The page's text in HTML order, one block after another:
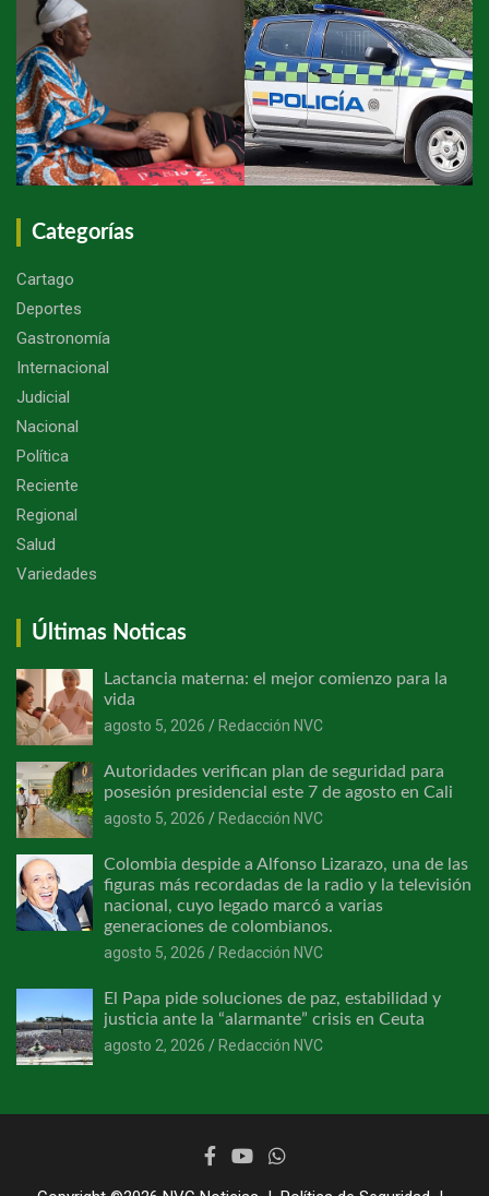
Categorías
Cartago
Deportes
Gastronomía
Internacional
Judicial
Nacional
Política
Reciente
Regional
Salud
Variedades
Últimas Noticas
Lactancia materna: el mejor comienzo para la
vida
agosto 5, 2026
Redacción NVC
Autoridades verifican plan de seguridad para
posesión presidencial este 7 de agosto en Cali
agosto 5, 2026
Redacción NVC
Colombia despide a Alfonso Lizarazo, una de las
figuras más recordadas de la radio y la televisión
nacional, cuyo legado marcó a varias
generaciones de colombianos.
agosto 5, 2026
Redacción NVC
El Papa pide soluciones de paz, estabilidad y
justicia ante la “alarmante” crisis en Ceuta
agosto 2, 2026
Redacción NVC